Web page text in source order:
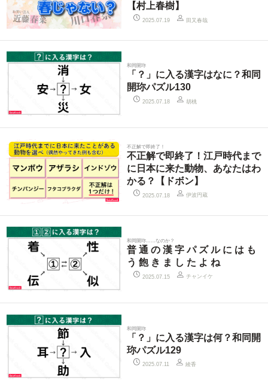
【村上春樹】
2025.07.19 田又春哉
和同開珎
「？」に入る漢字はなに？和同
開珎パズル130
2025.07.18 胡桃
不正解で即終了！
不正解で即終了！江戸時代まで
に日本に来た動物、あなたはわ
かる？【ドボン】
2025.07.18 伊波円蔵
和同開珎……なのか？
普 通 の 漢 字 パ ズ ル に は も
う 飽 き ま し た よ ね
2025.07.15 チャンイケ
和同開珎
「？」に入る漢字は何？和同開
珎パズル129
2025.07.11 綾香